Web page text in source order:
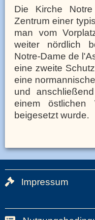
Die Kirche
Zentrum einer
man vom
weiter nördlich
Notre-Dame de
eine zweite
eine
und
einem östlichen
beigesetzt wurde.
BasImpressum